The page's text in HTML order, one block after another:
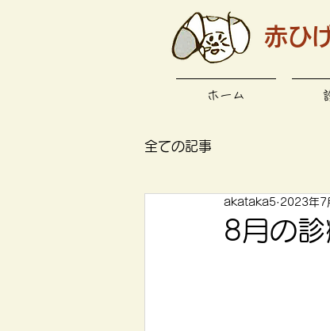
赤ひ
ホーム
全ての記事
8月の
akataka5 2023年7